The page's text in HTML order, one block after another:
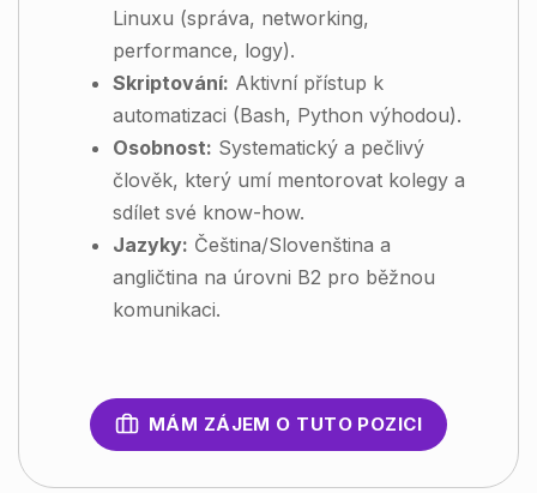
Linuxu (správa, networking,
performance, logy).
Skriptování: Aktivní přístup k
automatizaci (Bash, Python výhodou).
Osobnost: Systematický a pečlivý
člověk, který umí mentorovat kolegy a
sdílet své know-how.
Jazyky: Čeština/Slovenština a
angličtina na úrovni B2 pro běžnou
komunikaci.
MÁM ZÁJEM O TUTO POZICI